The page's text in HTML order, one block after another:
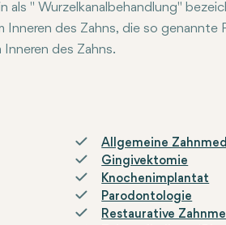
als " Wurzelkanalbehandlung"
des Zahns, die so genannte
des Zahns.
das in der Regel von
versiegelt. Dieses Verfahren
örtlicher Betäubung
Allgemeine
Gingivektomie
Knochenimplantat
Parodontologie
Restaurative